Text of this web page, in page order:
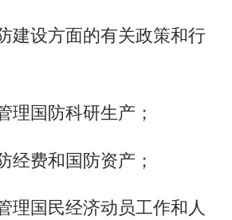
建设方面的有关政策和行
理国防科研生产；
经费和国防资产；
理国民经济动员工作和人